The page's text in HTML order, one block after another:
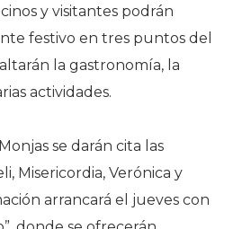
y visitantes podrán
festivo en tres puntos del
la gastronomía, la
actividades.
se darán cita las
Misericordia, Verónica y
arrancará el jueves con